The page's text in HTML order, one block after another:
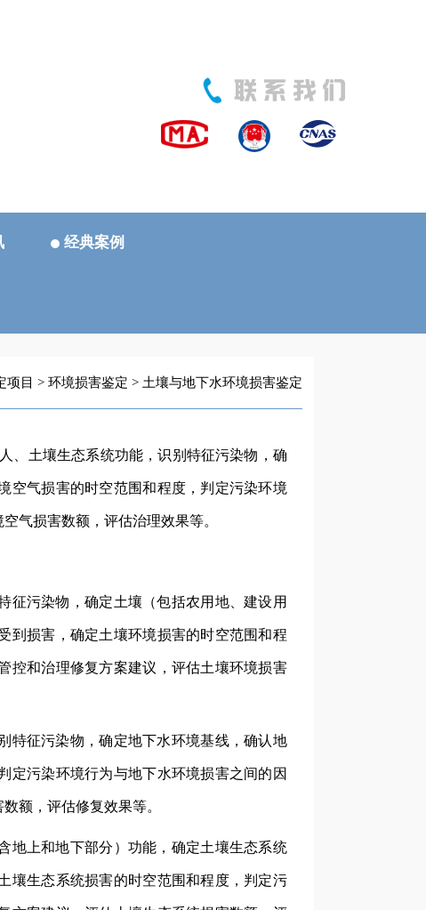
经典案例
项目 > 环境损害鉴定 > 土壤与地下水环境损害鉴定
、土壤生态系统功能，识别特征污染物，确
空气损害的时空范围和程度，判定污染环境
气损害数额，评估治理效果等。
征污染物，确定土壤（包括农用地、建设用
到损害，确定土壤环境损害的时空范围和程
控和治理修复方案建议，评估土壤环境损害
特征污染物，确定地下水环境基线，确认地
定污染环境行为与地下水环境损害之间的因
额，评估修复效果等。
地上和地下部分）功能，确定土壤生态系统
壤生态系统损害的时空范围和程度，判定污